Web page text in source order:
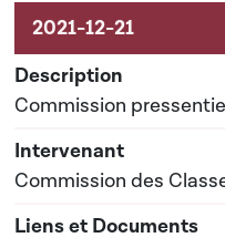
Commission pressentie
Commission des